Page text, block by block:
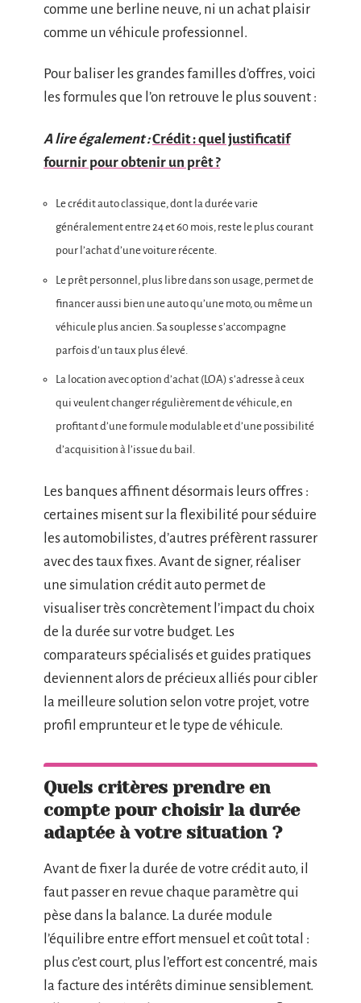
comme une berline neuve, ni un achat plaisir
comme un véhicule professionnel.
Pour baliser les grandes familles d’offres, voici
les formules que l’on retrouve le plus souvent :
A lire également :Crédit : quel justificatif
fournir pour obtenir un prêt ?
Le crédit auto classique, dont la durée varie
généralement entre 24 et 60 mois, reste le plus courant
pour l’achat d’une voiture récente.
Le prêt personnel, plus libre dans son usage, permet de
financer aussi bien une auto qu’une moto, ou même un
véhicule plus ancien. Sa souplesse s’accompagne
parfois d’un taux plus élevé.
La location avec option d’achat (LOA) s’adresse à ceux
qui veulent changer régulièrement de véhicule, en
profitant d’une formule modulable et d’une possibilité
d’acquisition à l’issue du bail.
Les banques affinent désormais leurs offres :
certaines misent sur la flexibilité pour séduire
les automobilistes, d’autres préfèrent rassurer
avec des taux fixes. Avant de signer, réaliser
une simulation crédit auto permet de
visualiser très concrètement l’impact du choix
de la durée sur votre budget. Les
comparateurs spécialisés et guides pratiques
deviennent alors de précieux alliés pour cibler
la meilleure solution selon votre projet, votre
profil emprunteur et le type de véhicule.
Quels critères prendre en
compte pour choisir la durée
adaptée à votre situation ?
Avant de fixer la durée de votre crédit auto, il
faut passer en revue chaque paramètre qui
pèse dans la balance. La durée module
l’équilibre entre effort mensuel et coût total :
plus c’est court, plus l’effort est concentré, mais
la facture des intérêts diminue sensiblement.